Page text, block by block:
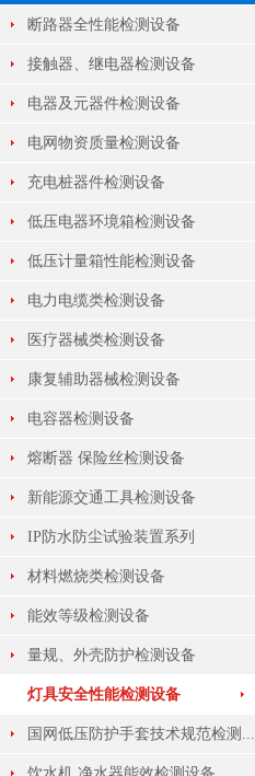
断路器全性能检测设备
接触器、继电器检测设备
电器及元器件检测设备
电网物资质量检测设备
充电桩器件检测设备
低压电器环境箱检测设备
低压计量箱性能检测设备
电力电缆类检测设备
医疗器械类检测设备
康复辅助器械检测设备
电容器检测设备
熔断器 保险丝检测设备
新能源交通工具检测设备
IP防水防尘试验装置系列
材料燃烧类检测设备
能效等级检测设备
量规、外壳防护检测设备
灯具安全性能检测设备
国网低压防护手套技术规范检测...